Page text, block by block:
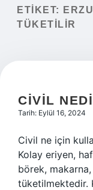
Yasal Uyarı
ETIKET:
TÜKETILIR
CIVIL
Tarih: Eylül 16, 2024
Civil ne için
Kolay eriyen,
börek,
tüketilmektedir.